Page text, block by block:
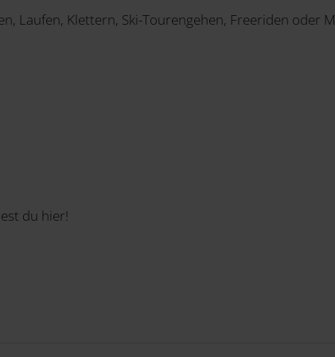
Laufen, Klettern, Ski-Tourengehen, Freeriden oder
du hier!